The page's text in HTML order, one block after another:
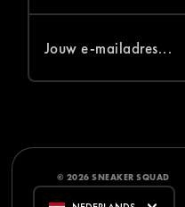
© 2026 SNEAKER SQUAD